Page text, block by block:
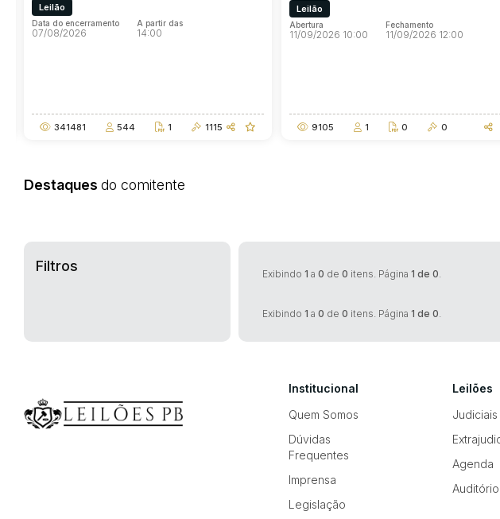
Leilão
Data do encerramento
07/08/2026
A partir das
14:00
341481 544 1 1115
Leilão
Abertura
11/09/2026 10:00
Fechamento
11/09/2026 12:00
9105 1 0 0
Destaques do comitente
Filtros Exibindo 1 a 0 de 0 itens. Página 1 de 0.
Exibindo 1 a 0 de 0 itens. Página 1 de 0.
Institucional
Quem Somos
Dúvidas
Frequentes
Imprensa
Legislação
Leilões
Judiciais
Agenda